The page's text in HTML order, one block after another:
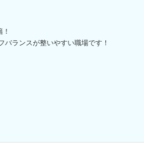
ランスが整いやすい職場です！